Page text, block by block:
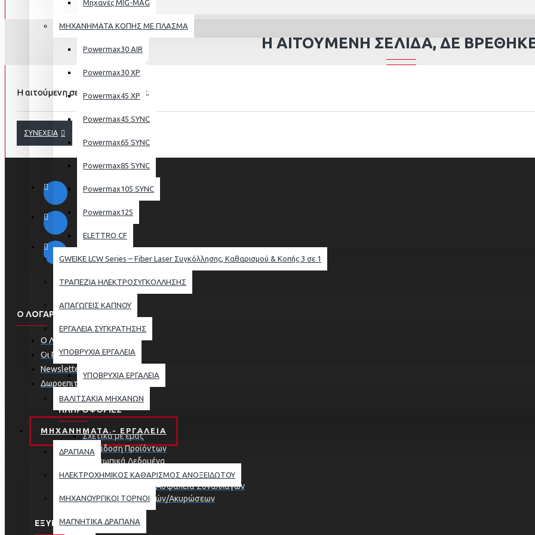
Μηχανές MIG-MAG
ΜΗΧΑΝΗΜΑΤΑ ΚΟΠΗΣ ΜΕ ΠΛΑΣΜA
Powermax30 AIR
Powermax30 XP
Powermax45 XP
Powermax45 SYNC
Powermax65 SYNC
Powermax85 SYNC
Powermax105 SYNC
Powermax125
ELETTRO CF
GWEIKE LCW Series – Fiber Laser Συγκόλλησης, Καθαρισμού & Κοπής 3 σε 1
ΤΡΑΠΕΖΙΑ ΗΛΕΚΤΡΟΣΥΓΚΟΛΛΗΣΗΣ
ΑΠΑΓΩΓΕΙΣ ΚΑΠΝΟΥ
ΕΡΓΑΛΕΙΑ ΣΥΓΚΡΑΤΗΣΗΣ
ΥΠΟΒΡΥΧΙΑ ΕΡΓΑΛΕΙΑ
ΥΠΟΒΡΥΧΙΑ ΕΡΓΑΛΕΙΑ
ΒΑΛΙΤΣΑΚΙΑ ΜΗΧΑΝΩΝ
ΜΗΧΑΝΗΜΑΤΑ - ΕΡΓΑΛΕΙΑ
ΔΡΑΠΑΝΑ
ΗΛΕΚΤΡΟΧΗΜΙΚΟΣ ΚΑΘΑΡΙΣΜΟΣ ΑΝΟΞΕΙΔΩΤΟΥ
ΜΗΧΑΝΟΥΡΓΙΚΟΙ ΤΟΡΝΟΙ
ΜΑΓΝΗΤΙΚΑ ΔΡΑΠΑΝΑ
Η ΑΙΤΟΎΜΕΝΗ ΣΕΛΊΔΑ, ΔΕ
Η αιτούμενη σελίδα, δε βρέθηκε.
ΣΥΝΈΧΕΙΑ
Ο ΛΟΓΑΡΙΑΣΜΟΣ ΜΟΥ
Ο Λογαριασμός μου
Οι Παραγγελίες μου
Newsletter
Δωροεπιταγές
ΠΛΗΡΟΦΟΡΊΕΣ
Σχετικά με εμάς
Παράδοση Προϊόντων
Προσωπικά Δεδομένα
Όροι Χρήσης
Τρόποι πληρωμής - Ασφάλεια Συναλλαγών
Πολιτική Επιστροφών/Ακυρώσεων
ΕΞΥΠΗΡΕΤΗΣΗ ΠΕΛΑΤΩΝ